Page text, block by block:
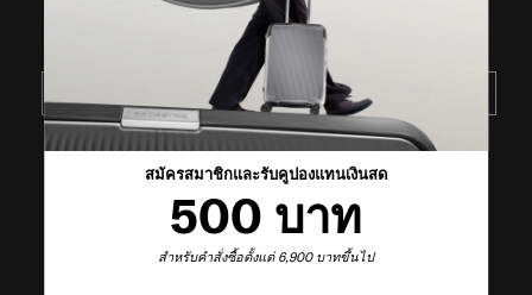
สมัครสมาชิกและรับคูปองแทนเงินสด
500 บาท
สำหรับคำสั่งซื้อตั้งแต่ 6,900 บาทขึ้นไป
รับข่าวสารล่าสุดจาก SAMSONITE
VISIT OUR OTHER BRANDS